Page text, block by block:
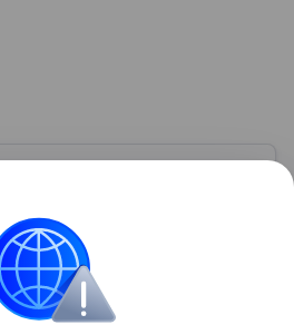
накопления
об инвестициях для
их основные ошибки.